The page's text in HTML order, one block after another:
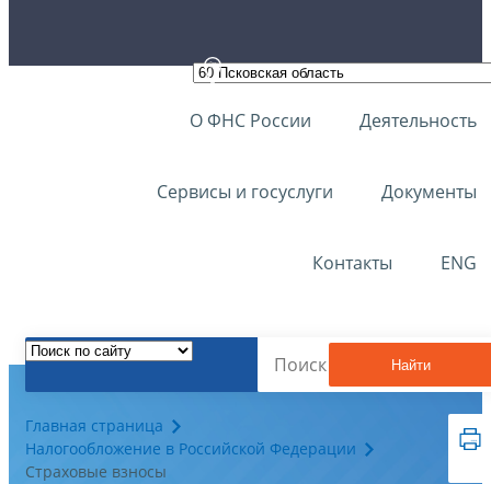
О ФНС России Деятельность
Сервисы и госуслуги Документы
Контакты ENG
Найти
Главная страница
Налогообложение в Российской Федерации
Страховые взносы